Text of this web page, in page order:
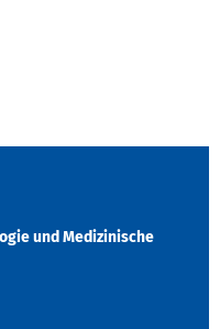
und Medizinische